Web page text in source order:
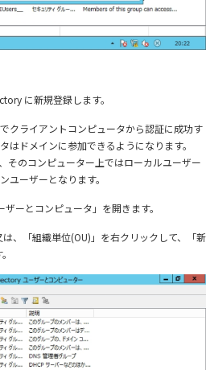
に新規登録します。
クライアントコンピュータから認証に成功す
はドメインに参加できるようになります。
そのコンピューター上ではローカルユーザー
ユーザーとなります。
ーとコンピュータ」を開きます。
、「組織単位(OU)」を右クリックして、「新